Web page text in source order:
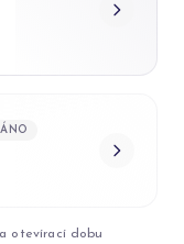
otevírací dobu